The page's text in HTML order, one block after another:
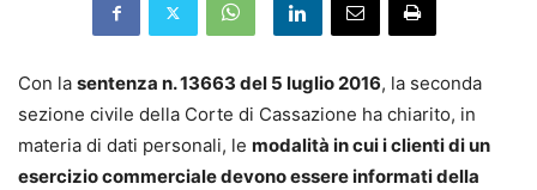
Con la sentenza n. 13663 del 5 luglio 2016, la seconda
sezione civile della Corte di Cassazione ha chiarito, in
materia di dati personali, le modalità in cui i clienti di un
esercizio commerciale devono essere informati della